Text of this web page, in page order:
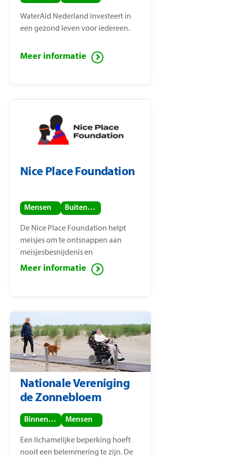
WaterAid Nederland investeert in
een gezond leven voor iedereen.
Meer informatie
Nice Place Foundation
Mensen Buitenland
De Nice Place Foundation helpt
meisjes om te ontsnappen aan
meisjesbesnijdenis en
kindhuwelijken. De stichting is
Meer informatie
Nationale Vereniging
de Zonnebloem
Binnenland Mensen
Een lichamelijke beperking hoeft
nooit een belemmering te zijn. De